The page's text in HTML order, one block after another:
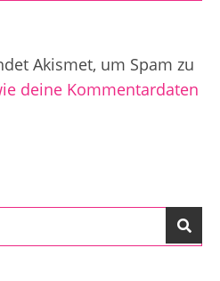
Akismet, um Spam zu
deine Kommentardaten